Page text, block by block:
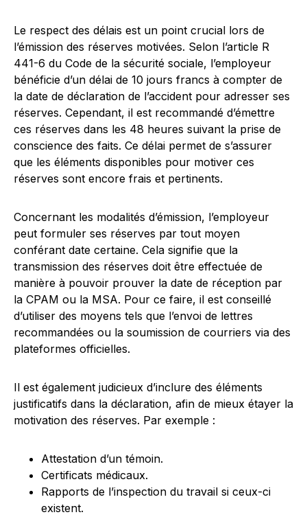
Le respect des délais est un point crucial lors de
l’émission des réserves motivées. Selon l’article R
441-6 du Code de la sécurité sociale, l’employeur
bénéficie d’un délai de 10 jours francs à compter de
la date de déclaration de l’accident pour adresser ses
réserves. Cependant, il est recommandé d’émettre
ces réserves dans les 48 heures suivant la prise de
conscience des faits. Ce délai permet de s’assurer
que les éléments disponibles pour motiver ces
réserves sont encore frais et pertinents.
Concernant les modalités d’émission, l’employeur
peut formuler ses réserves par tout moyen
conférant date certaine. Cela signifie que la
transmission des réserves doit être effectuée de
manière à pouvoir prouver la date de réception par
la CPAM ou la MSA. Pour ce faire, il est conseillé
d’utiliser des moyens tels que l’envoi de lettres
recommandées ou la soumission de courriers via des
plateformes officielles.
Il est également judicieux d’inclure des éléments
justificatifs dans la déclaration, afin de mieux étayer la
motivation des réserves. Par exemple :
Attestation d’un témoin.
Certificats médicaux.
Rapports de l’inspection du travail si ceux-ci
existent.